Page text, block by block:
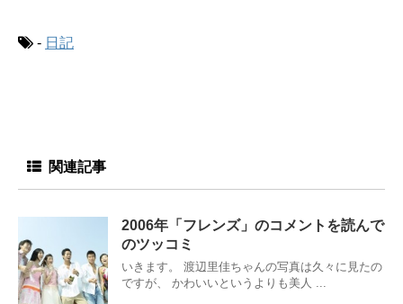
- 日記
関連記事
2006年「フレンズ」のコメントを読んで
のツッコミ
いきます。 渡辺里佳ちゃんの写真は久々に見たの
ですが、 かわいいというよりも美人 ...